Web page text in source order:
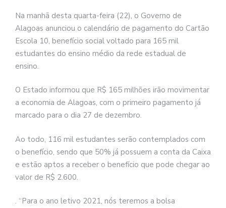
Na manhã desta quarta-feira (22), o Governo de
Alagoas anunciou o calendário de pagamento do Cartão
Escola 10, benefício social voltado para 165 mil
estudantes do ensino médio da rede estadual de
ensino.
O Estado informou que R$ 165 milhões irão movimentar
a economia de Alagoas, com o primeiro pagamento já
marcado para o dia 27 de dezembro.
Ao todo, 116 mil estudantes serão contemplados com
o benefício, sendo que 50% já possuem a conta da Caixa
e estão aptos a receber o benefício que pode chegar ao
valor de R$ 2.600.
. “Para o ano letivo 2021, nós teremos a bolsa